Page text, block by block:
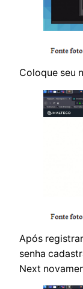
Coloque seu
Após
senha
Next